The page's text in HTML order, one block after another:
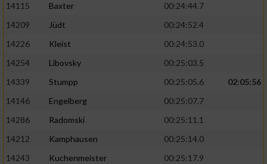
14115
Baxter
00:24:44.7
14209
Jüdt
00:24:52.4
14226
Kleist
00:24:53.0
14254
Libovsky
00:25:03.5
14339
Stumpp 00:25:05.6
02:05:56
14146
Engelberg
00:25:07.7
14286
Radomski
00:25:11.1
14212
Kamphausen
00:25:14.0
14243
Kuchenmeister
00:25:17.9